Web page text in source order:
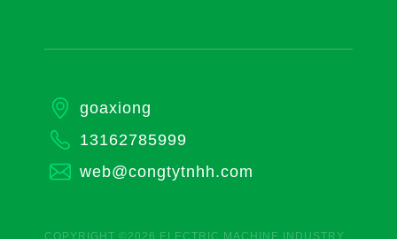
goaxiong
13162785999
web@congtytnhh.com